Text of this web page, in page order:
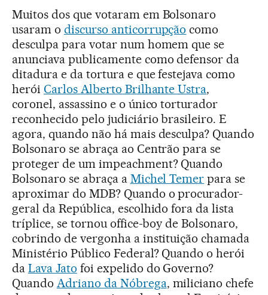
Muitos dos que votaram em Bolsonaro
usaram o discurso anticorrupção como
desculpa para votar num homem que se
anunciava publicamente como defensor da
ditadura e da tortura e que festejava como
herói Carlos Alberto Brilhante Ustra,
coronel, assassino e o único torturador
reconhecido pelo judiciário brasileiro. E
agora, quando não há mais desculpa? Quando
Bolsonaro se abraça ao Centrão para se
proteger de um impeachment? Quando
Bolsonaro se abraça a Michel Temer para se
aproximar do MDB? Quando o procurador-
geral da República, escolhido fora da lista
tríplice, se tornou office-boy de Bolsonaro,
cobrindo de vergonha a instituição chamada
Ministério Público Federal? Quando o herói
da Lava Jato foi expelido do Governo?
Quando Adriano da Nóbrega, miliciano chefe